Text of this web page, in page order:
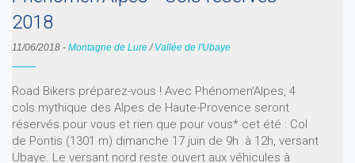
2018
11/06/2018 - Montagne de Lure/ Vallée de l'Ubaye
Road Bikers préparez-vous ! Avec Phénomen'Alpes, 4
cols mythique des Alpes de Haute-Provence seront
réservés pour vous et rien que pour vous* cet été : Col
de Pontis (1301 m) dimanche 17 juin de 9h à 12h, versant
Ubaye. Le versant nord reste ouvert aux véhicules à